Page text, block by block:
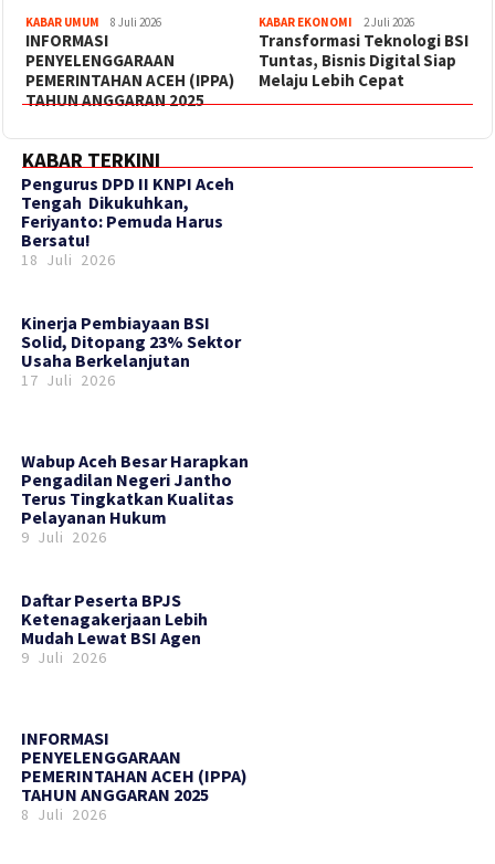
KABAR UMUM 8 Juli 2026
INFORMASI
PENYELENGGARAAN
PEMERINTAHAN ACEH (IPPA)
TAHUN ANGGARAN 2025
KABAR EKONOMI 2 Juli 2026
Transformasi Teknologi BSI
Tuntas, Bisnis Digital Siap
Melaju Lebih Cepat
KABAR TERKINI
‎Pengurus DPD II KNPI Aceh
Tengah Dikukuhkan,
Feriyanto: Pemuda Harus
Bersatu!
18 Juli 2026
Kinerja Pembiayaan BSI
Solid, Ditopang 23% Sektor
Usaha Berkelanjutan
17 Juli 2026
Wabup Aceh Besar Harapkan
Pengadilan Negeri Jantho
Terus Tingkatkan Kualitas
Pelayanan Hukum
9 Juli 2026
Daftar Peserta BPJS
Ketenagakerjaan Lebih
Mudah Lewat BSI Agen
9 Juli 2026
INFORMASI
PENYELENGGARAAN
PEMERINTAHAN ACEH (IPPA)
TAHUN ANGGARAN 2025
8 Juli 2026